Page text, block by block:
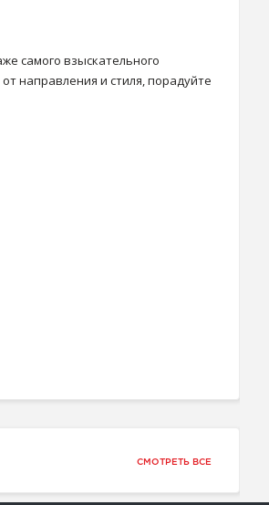
самого взыскательного
направления и стиля, порадуйте
СМОТРЕТЬ ВСЕ